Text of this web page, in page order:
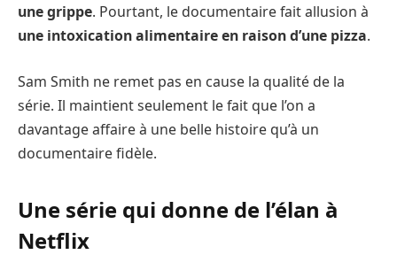
une grippe. Pourtant, le documentaire fait allusion à
une intoxication alimentaire en raison d’une pizza.
Sam Smith ne remet pas en cause la qualité de la
série. Il maintient seulement le fait que l’on a
davantage affaire à une belle histoire qu’à un
documentaire fidèle.
Une série qui donne de l’élan à
Netflix